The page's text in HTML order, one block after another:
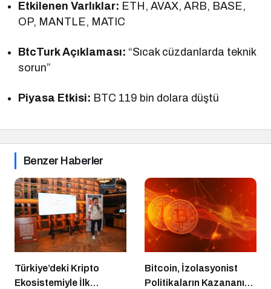
Etkilenen Varlıklar: ETH, AVAX, ARB, BASE,
OP, MANTLE, MATIC
BtcTurk Açıklaması: “Sıcak cüzdanlarda teknik
sorun”
Piyasa Etkisi: BTC 119 bin dolara düştü
Benzer Haberler
Türkiye’deki Kripto
Ekosistemiyle İlk
Bitcoin, İzolasyonist
Politikaların Kazananı